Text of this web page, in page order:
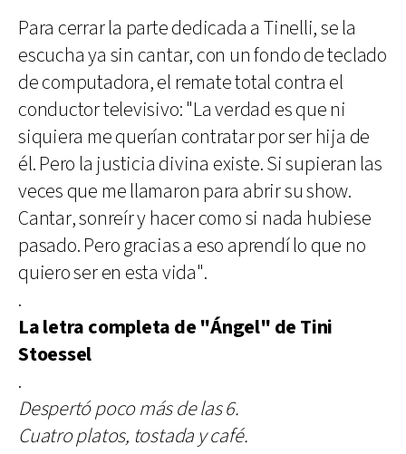
Para cerrar la parte dedicada a Tinelli, se la
escucha ya sin cantar, con un fondo de teclado
de computadora, el remate total contra el
conductor televisivo: "La verdad es que ni
siquiera me querían contratar por ser hija de
él. Pero la justicia divina existe. Si supieran las
veces que me llamaron para abrir su show.
Cantar, sonreír y hacer como si nada hubiese
pasado. Pero gracias a eso aprendí lo que no
quiero ser en esta vida".
.
La letra completa de "Ángel" de Tini
Stoessel
.
Despertó poco más de las 6.
Cuatro platos, tostada y café.